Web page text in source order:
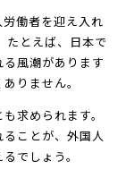
働者を迎え入れ
たとえば、日本で
風潮があります
りません。
求められます。
ことが、外国人
でしょう。